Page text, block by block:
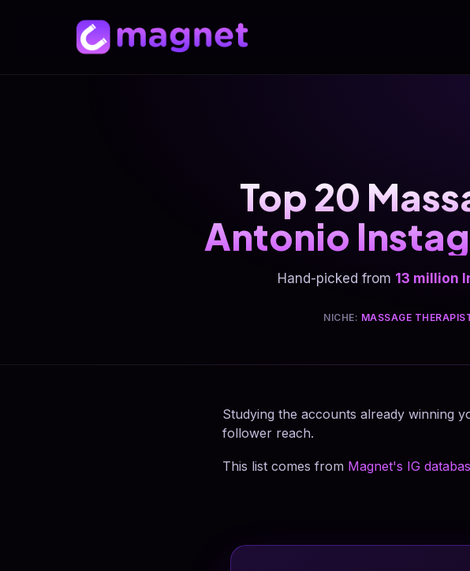
Top 20
Antonio
Hand-picked from 13 million
NICHE: MASSAGE
Studying the accounts already winning
follower reach.
This list comes from Magnet's IG